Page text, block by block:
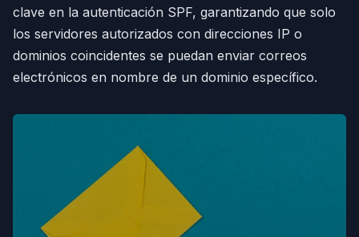
clave en la autenticación SPF, garantizando que solo
los servidores autorizados con direcciones IP o
dominios coincidentes se puedan enviar correos
electrónicos en nombre de un dominio específico.